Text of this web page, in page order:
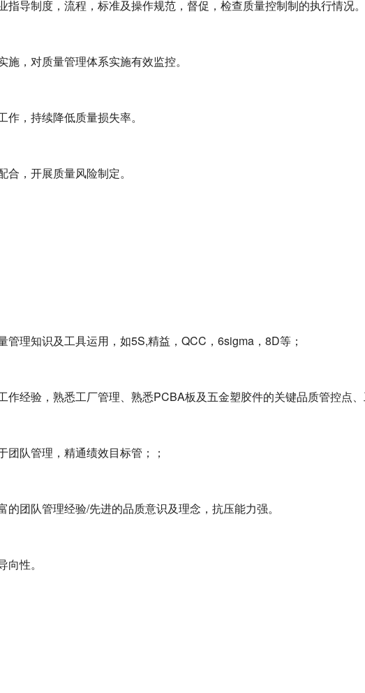
指导制度，流程，标准及操作规范，督促，检查质量控制制的执行情况。
，对质量管理体系实施有效监控。
，持续降低质量损失率。
，开展质量风险制定。
理知识及工具运用，如5S,精益，QCC，6sigma，8D等；
作经验，熟悉工厂管理、熟悉PCBA板及五金塑胶件的关键品质管控点
队管理，精通绩效目标管；；
团队管理经验/先进的品质意识及理念，抗压能力强。
性。